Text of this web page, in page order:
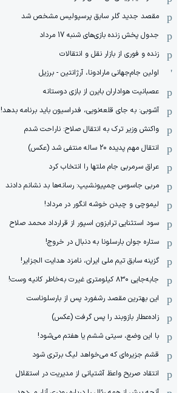
مقصد جدید گلر سابق پرسپولیس مشخص شد
جدول پخش زنده بازی‌های شنبه 17 مرداد
زنده و فوری از بازار نقل و انتقالات
اولین جام‌جهانی مارادونا، آرژانتین - برزیل
عصبانیت هواداران بایرن از بازی دوستانه
آشوبی: به جای قلعه‌نویی، فدراسیون باید برنامه بدهد!
واکنش وزیر ترک به انتقال صلاح: ناراحت شدم
انتقال مهم پدیده 20 ساله منتفی شد (عکس)
عراق سرمربی جام ملتها را انتخاب کرد
مربی جاسوس چمپیونشیپ: رسانه‌ها بد نشانم دادند
لیموچی و چیدن خوشه انگور در مرداد!
سود استثنایی ترابزون اسپور از قرارداد محمد صلاح
ستاره جوان بارسلونا به دنبال در خروج!
گزینه سابق تیم ملی ایران، نامزد هدایت الجزایر!
جابه‌جایی ۸۳۰ کیلومتری غیرت به‌خاطر کانیه وست!
این بهترین مقصد رشفورد پس از بارسلوناست
زاده‌عطار بازوبند را پس گرفت (عکس)
با این وضع، سیتی ششم یا هفتم می‌شود!
قشم جزیره‌ای که می‌خواهد لیگ برتری شود
انتقاد صریح واعظ آشتیانی از مدیریت در استقلال